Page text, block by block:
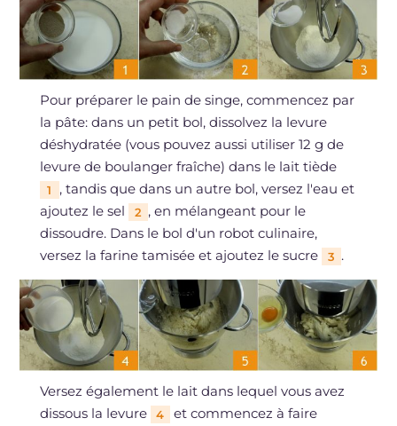
Pour préparer le pain de singe, commencez par
la pâte: dans un petit bol, dissolvez la levure
déshydratée (vous pouvez aussi utiliser 12 g de
levure de boulanger fraîche) dans le lait tiède
1
, tandis que dans un autre bol, versez l'eau et
ajoutez le sel
2 , en mélangeant pour le
dissoudre. Dans le bol d'un robot culinaire,
versez la farine tamisée et ajoutez le sucre
3 .
Versez également le lait dans lequel vous avez
dissous la levure
4
et commencez à faire